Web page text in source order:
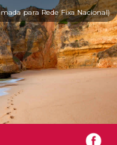
para Rede Fixa Nacional)